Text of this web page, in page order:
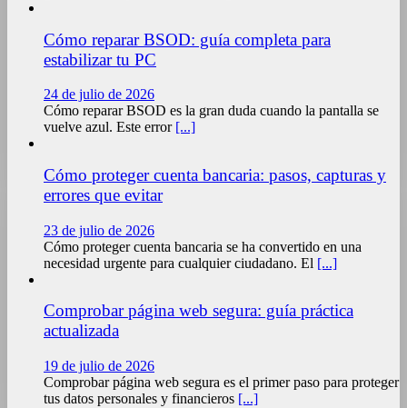
Cómo reparar BSOD: guía completa para
estabilizar tu PC
24 de julio de 2026
Cómo reparar BSOD es la gran duda cuando la pantalla se
vuelve azul. Este error [...]
Cómo proteger cuenta bancaria: pasos, capturas y
errores que evitar
23 de julio de 2026
Cómo proteger cuenta bancaria se ha convertido en una
necesidad urgente para cualquier ciudadano. El [...]
Comprobar página web segura: guía práctica
actualizada
19 de julio de 2026
Comprobar página web segura es el primer paso para proteger
tus datos personales y financieros [...]